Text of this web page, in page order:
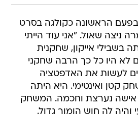
הראשונה כקולגה בסרט
ניצה שאול. "אני עוד הייתי
בשבילי אייקון, שחקנית
לא היו כל כך הרבה שחקני
לעשות את האדפטציה
קטן ואינטימי. היא היתה
אישה נערצת וחכמה. המשחק
לה חוש הומור גדול.